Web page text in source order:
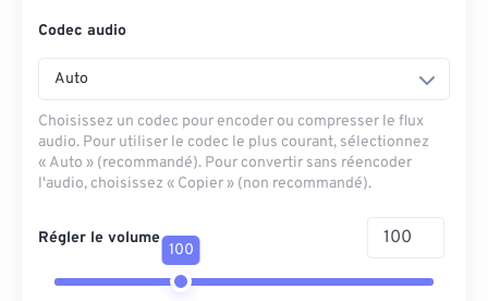
Codec audio
Auto
Choisissez un codec pour encoder ou compresser le flux
audio. Pour utiliser le codec le plus courant, sélectionnez
« Auto » (recommandé). Pour convertir sans réencoder
l'audio, choisissez « Copier » (non recommandé).
Régler le volume
100